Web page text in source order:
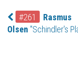
#261
Rasmus
Olsen "Schindler's